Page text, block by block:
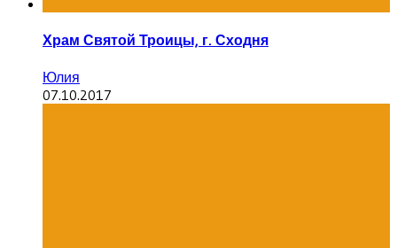
Храм Святой Троицы, г. Сходня
Юлия
07.10.2017